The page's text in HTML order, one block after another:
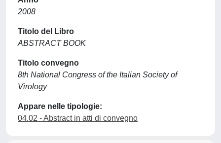
2008
Titolo del Libro
ABSTRACT BOOK
Titolo convegno
8th National Congress of the Italian Society of
Virology
Appare nelle tipologie:
04.02 - Abstract in atti di convegno